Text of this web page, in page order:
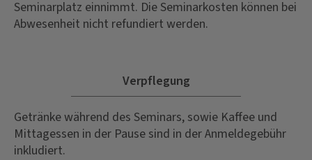
Seminarplatz einnimmt. Die Seminarkosten können bei
Abwesenheit nicht refundiert werden.
Verpflegung
Getränke während des Seminars, sowie Kaffee und
Mittagessen in der Pause sind in der Anmeldegebühr
inkludiert.